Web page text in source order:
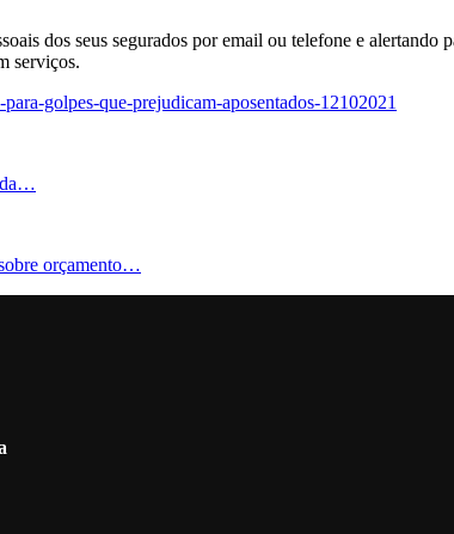
dos seus segurados por email ou telefone e
serviços.
golpes-que-prejudicam-aposentados-12102021
da…
orçamento…